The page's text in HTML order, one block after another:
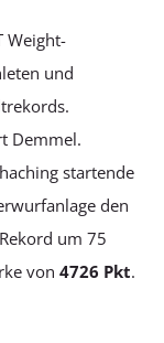
Weight-
und
Demmel.
startende
den
um 75
von4726 Pkt.